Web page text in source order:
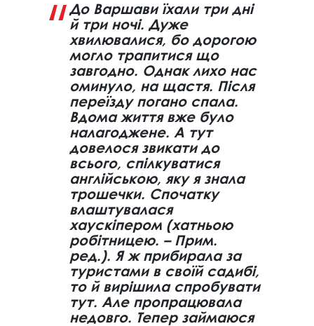
До Варшави їхали три дні
й три ночі. Дуже
хвилювалися, бо дорогою
могло трапитися що
завгодно. Однак лихо нас
оминуло, на щастя. Після
переїзду погано спала.
Вдома життя вже було
налагоджене. А тут
довелося звикати до
всього, спілкуватися
англійською, яку я знала
трошечки. Спочатку
влаштувалася
хаускіпером (хатньою
робітницею. – Прим.
ред.). Я ж прибирала за
туристами в своїй садибі,
то й вирішила спробувати
тут. Але пропрацювала
недовго. Тепер займаюся